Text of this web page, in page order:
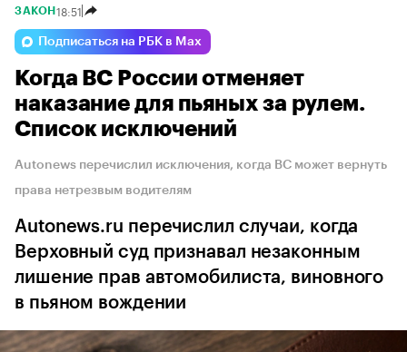
ЗАКОН 18:51
Подписаться на РБК в Max
Когда ВС России отменяет
наказание для пьяных за рулем.
Список исключений
Autonews перечислил исключения, когда ВС может вернуть
права нетрезвым водителям
Autonews.ru перечислил случаи, когда
Верховный суд признавал незаконным
лишение прав автомобилиста, виновного
в пьяном вождении